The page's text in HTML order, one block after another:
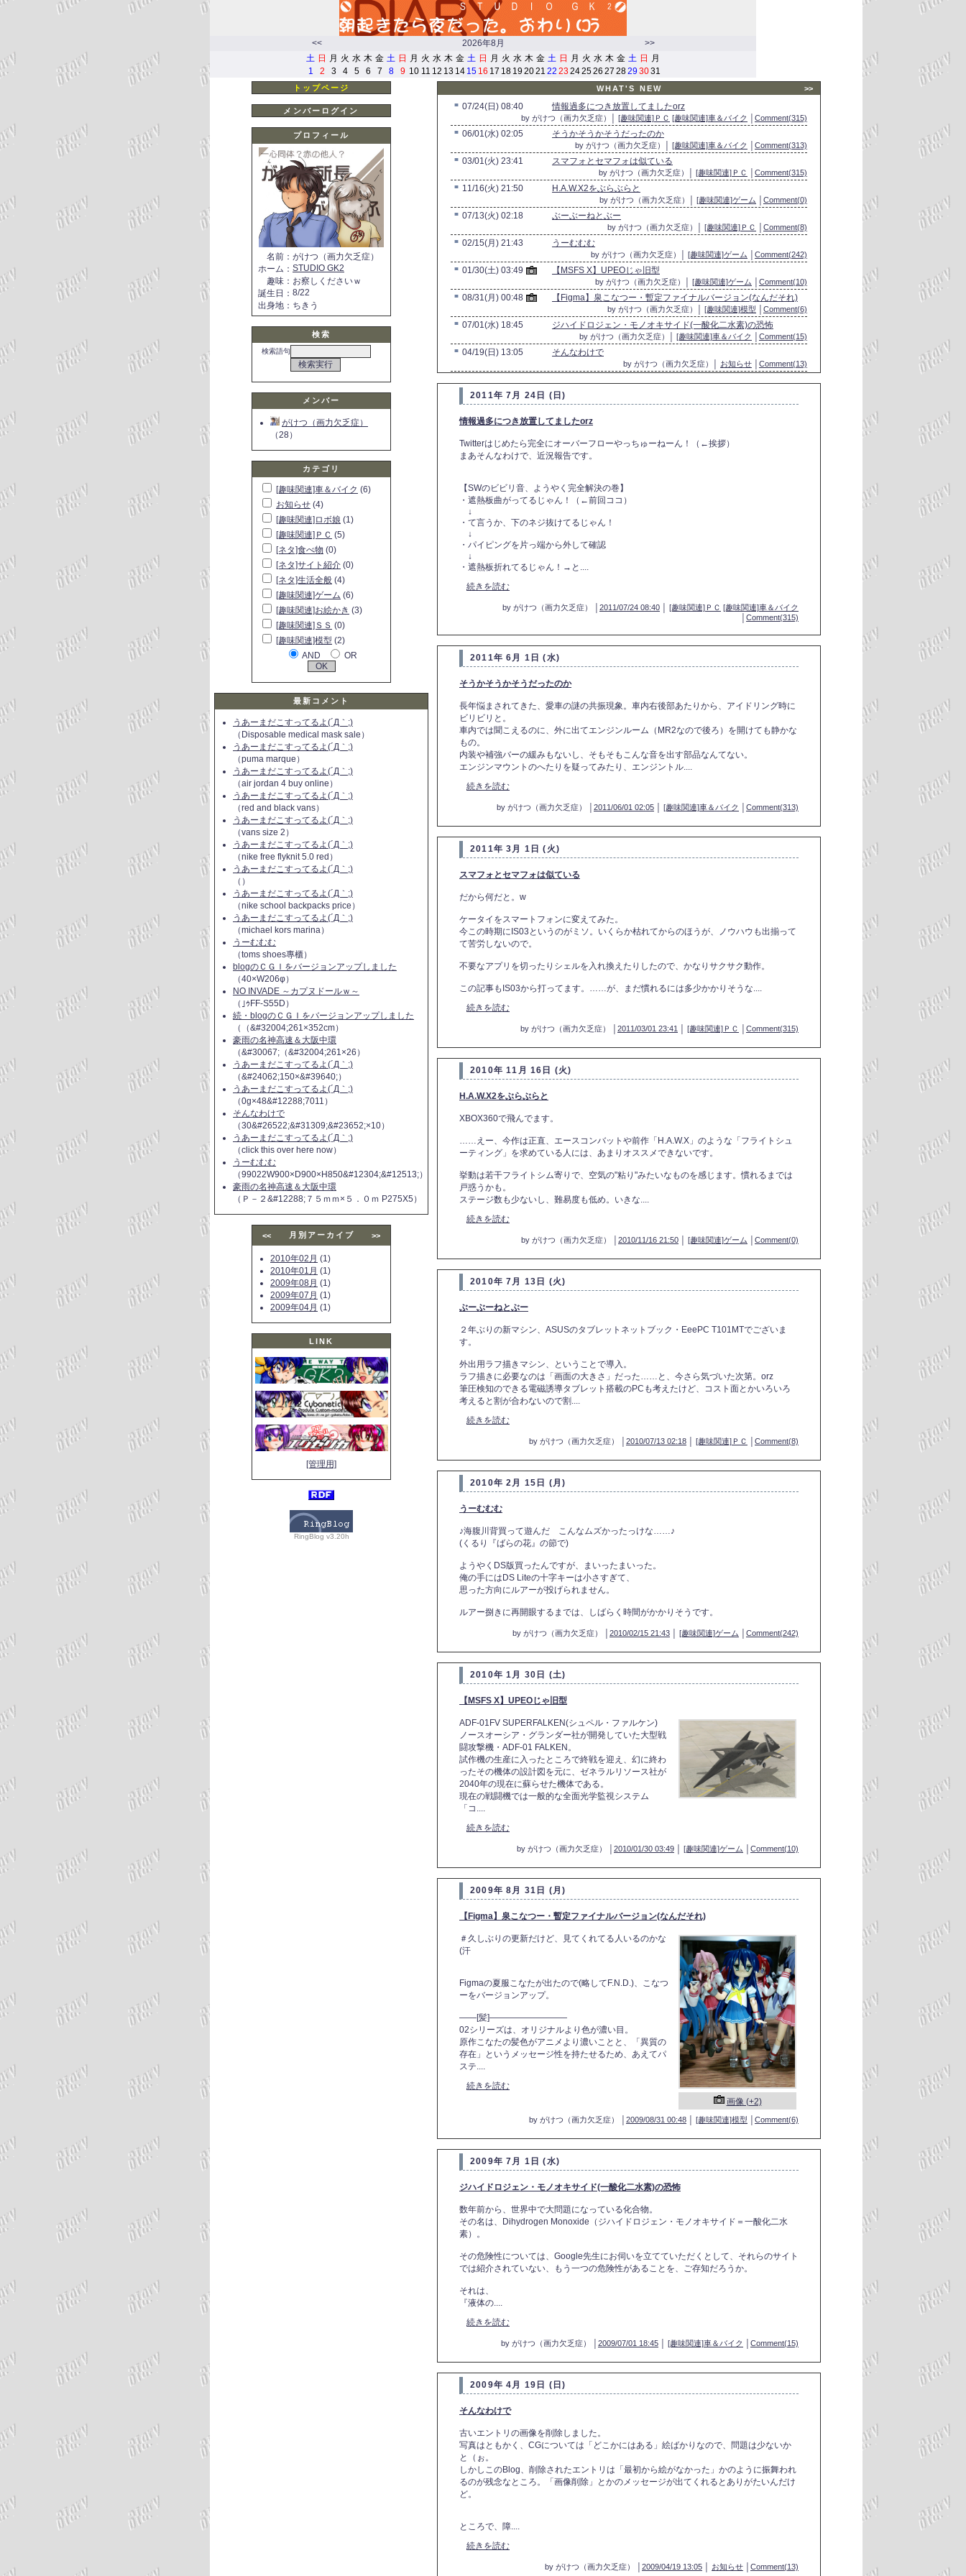
<< 2026年8月
>>
土 日 月 火 水 木 金 土 日 月 火 水 木 金 土 日 月 火 水 木 金 土 日 月 火 水 木 金 土 日
月
1
2 3 4 5 6 7 8 9 10 11 12 13 14 15 16 17 18 19 2021 22 23 242526 27 2829 3031
トップページ
メンバーログイン
プロフィール
名前 ： がけつ（画力欠乏症）
ホーム ： STUDIO GK2
趣味 ： お察しくださいｗ
誕生日 ： 8/22
出身地 ： ちきう
検索
検索語句
メンバー
がけつ（画力欠乏症）
（28）
カテゴリ
[趣味関連]車＆バイク (6)
お知らせ (4)
[趣味関連]ロボ娘 (1)
[趣味関連]ＰＣ (5)
[ネタ]食べ物 (0)
[ネタ]サイト紹介 (0)
[ネタ]生活全般 (4)
[趣味関連]ゲーム (6)
[趣味関連]お絵かき (3)
[趣味関連]ＳＳ (0)
[趣味関連]模型 (2)
AND
OR
最新コメント
うあーまだこすってるよ(´Д｀;)
（Disposable medical mask sale）
うあーまだこすってるよ(´Д｀;)
（puma marque）
うあーまだこすってるよ(´Д｀;)
（air jordan 4 buy online）
うあーまだこすってるよ(´Д｀;)
（red and black vans）
うあーまだこすってるよ(´Д｀;)
（vans size 2）
うあーまだこすってるよ(´Д｀;)
（nike free flyknit 5.0 red）
うあーまだこすってるよ(´Д｀;)
（）
うあーまだこすってるよ(´Д｀;)
（nike school backpacks price）
うあーまだこすってるよ(´Д｀;)
（michael kors marina）
うーむむむ
（toms shoes專櫃）
blogのＣＧＩをバージョンアップしました
（40×W206φ）
NO INVADE ～カプヌドールｗ～
（｣ｩFF-S55D）
続・blogのＣＧＩをバージョンアップしました
（（&#32004;261×352cm）
豪雨の名神高速＆大阪中環
（&#30067;（&#32004;261×26）
うあーまだこすってるよ(´Д｀;)
（&#24062;150×&#39640;）
うあーまだこすってるよ(´Д｀;)
（0g×48&#12288;7011）
そんなわけで
（30&#26522;&#31309;&#23652;×10）
うあーまだこすってるよ(´Д｀;)
（click this over here now）
うーむむむ
（99022W900×D900×H850&#12304;&#12513;）
豪雨の名神高速＆大阪中環
（Ｐ－２&#12288;７５ｍｍ×５．０ｍ P275X5）
<< 月別アーカイブ >>
2010年02月 (1)
2010年01月 (1)
2009年08月 (1)
2009年07月 (1)
2009年04月 (1)
LINK
[管理用]
RingBlog v3.20h
WHAT'S NEW >>
■ 07/24(日) 08:40 情報過多につき放置してましたorz
by がけつ（画力欠乏症）│ [趣味関連]ＰＣ [趣味関連]車＆バイク Comment(315)
■ 06/01(水) 02:05 そうかそうかそうだったのか
by がけつ（画力欠乏症）│ [趣味関連]車＆バイク Comment(313)
■ 03/01(火) 23:41 スマフォとセマフォは似ている
by がけつ（画力欠乏症）│ [趣味関連]ＰＣ Comment(315)
■ 11/16(火) 21:50 H.A.W.X2をぶらぶらと
by がけつ（画力欠乏症）│ [趣味関連]ゲーム Comment(0)
■ 07/13(火) 02:18 ぶーぶーねとぶー
by がけつ（画力欠乏症）│ [趣味関連]ＰＣ Comment(8)
■ 02/15(月) 21:43 うーむむむ
by がけつ（画力欠乏症）│ [趣味関連]ゲーム Comment(242)
■ 01/30(土) 03:49 【MSFS X】UPEOじゃ旧型
by がけつ（画力欠乏症）│ [趣味関連]ゲーム Comment(10)
■ 08/31(月) 00:48 【Figma】泉こなつー・暫定ファイナルバージョン(なんだそれ)
by がけつ（画力欠乏症）│ [趣味関連]模型 Comment(6)
■ 07/01(水) 18:45 ジハイドロジェン・モノオキサイド(一酸化二水素)の恐怖
by がけつ（画力欠乏症）│ [趣味関連]車＆バイク Comment(15)
■ 04/19(日) 13:05 そんなわけで
by がけつ（画力欠乏症）│ お知らせ Comment(13)
2011年 7月 24日 (日)
情報過多につき放置してましたorz
Twitterはじめたら完全にオーバーフローやっちゅーねーん！（←挨拶）
まあそんなわけで、近況報告です。
【SWのビビリ音、ようやく完全解決の巻】
・遮熱板曲がってるじゃん！（←前回ココ）
↓
・て言うか、下のネジ抜けてるじゃん！
↓
・パイピングを片っ端から外して確認
↓
・遮熱板折れてるじゃん！→と....
続きを読む
by がけつ（画力欠乏症） │ 2011/07/24 08:40 [趣味関連]ＰＣ [趣味関連]車＆バイク
Comment(315)
2011年 6月 1日 (水)
そうかそうかそうだったのか
長年悩まされてきた、愛車の謎の共振現象。車内右後部あたりから、アイドリング時に
ビリビリと。
車内では聞こえるのに、外に出てエンジンルーム（MR2なので後ろ）を開けても静かな
もの。
内装や補強バーの緩みもないし、そもそもこんな音を出す部品なんてない。
エンジンマウントのへたりを疑ってみたり、エンジントル....
続きを読む
by がけつ（画力欠乏症） │ 2011/06/01 02:05 [趣味関連]車＆バイク Comment(313)
2011年 3月 1日 (火)
スマフォとセマフォは似ている
だから何だと。w
ケータイをスマートフォンに変えてみた。
今この時期にIS03というのがミソ。いくらか枯れてからのほうが、ノウハウも出揃って
て苦労しないので。
不要なアプリを切ったりシェルを入れ換えたりしたので、かなりサクサク動作。
この記事もIS03から打ってます。……が、まだ慣れるには多少かかりそうな....
続きを読む
by がけつ（画力欠乏症） │ 2011/03/01 23:41 [趣味関連]ＰＣ Comment(315)
2010年 11月 16日 (火)
H.A.W.X2をぶらぶらと
XBOX360で飛んでます。
……えー、今作は正直、エースコンバットや前作「H.A.W.X」のような「フライトシュ
ーティング」を求めている人には、あまりオススメできないです。
挙動は若干フライトシム寄りで、空気の"粘り"みたいなものを感じます。慣れるまでは
戸惑うかも。
ステージ数も少ないし、難易度も低め。いきな....
続きを読む
by がけつ（画力欠乏症） │ 2010/11/16 21:50 [趣味関連]ゲーム Comment(0)
2010年 7月 13日 (火)
ぶーぶーねとぶー
２年ぶりの新マシン、ASUSのタブレットネットブック・EeePC T101MTでございま
す。
外出用ラフ描きマシン、ということで導入。
ラフ描きに必要なのは「画面の大きさ」だった……と、今さら気づいた次第。orz
筆圧検知のできる電磁誘導タブレット搭載のPCも考えたけど、コスト面とかいろいろ
考えると割が合わないので割....
続きを読む
by がけつ（画力欠乏症） │ 2010/07/13 02:18 [趣味関連]ＰＣ Comment(8)
2010年 2月 15日 (月)
うーむむむ
♪海腹川背買って遊んだ こんなムズかったっけな……♪
(くるり『ばらの花』の節で)
ようやくDS版買ったんですが、まいったまいった。
俺の手にはDS Liteの十字キーは小さすぎて、
思った方向にルアーが投げられません。
ルアー捌きに再開眼するまでは、しばらく時間がかかりそうです。
by がけつ（画力欠乏症） │ 2010/02/15 21:43 [趣味関連]ゲーム Comment(242)
2010年 1月 30日 (土)
【MSFS X】UPEOじゃ旧型
ADF-01FV SUPERFALKEN(シュペル・ファルケン)
ノースオーシア・グランダー社が開発していた大型戦
闘攻撃機・ADF-01 FALKEN。
試作機の生産に入ったところで終戦を迎え、幻に終わ
ったその機体の設計図を元に、ゼネラルリソース社が
2040年の現在に蘇らせた機体である。
現在の戦闘機では一般的な全面光学監視システム
「コ....
続きを読む
by がけつ（画力欠乏症） │ 2010/01/30 03:49 [趣味関連]ゲーム Comment(10)
2009年 8月 31日 (月)
【Figma】泉こなつー・暫定ファイナルバージョン(なんだそれ)
画像 (+2)
＃久しぶりの更新だけど、見てくれてる人いるのかな
(汗
Figmaの夏服こなたが出たので(略してF.N.D.)、こなつ
ーをバージョンアップ。
――[髪]―――――――――
02シリーズは、オリジナルより色が濃い目。
原作こなたの髪色がアニメより濃いことと、「異質の
存在」というメッセージ性を持たせるため、あえてパ
ステ....
続きを読む
by がけつ（画力欠乏症） │ 2009/08/31 00:48 [趣味関連]模型 Comment(6)
2009年 7月 1日 (水)
ジハイドロジェン・モノオキサイド(一酸化二水素)の恐怖
数年前から、世界中で大問題になっている化合物。
その名は、Dihydrogen Monoxide（ジハイドロジェン・モノオキサイド＝一酸化二水
素）。
その危険性については、Google先生にお伺いを立てていただくとして、それらのサイト
では紹介されていない、もう一つの危険性があることを、ご存知だろうか。
それは、
『液体の....
続きを読む
by がけつ（画力欠乏症） │ 2009/07/01 18:45 [趣味関連]車＆バイク Comment(15)
2009年 4月 19日 (日)
そんなわけで
古いエントリの画像を削除しました。
写真はともかく、CGについては「どこかにはある」絵ばかりなので、問題は少ないか
と（ぉ。
しかしこのBlog、削除されたエントリは「最初から絵がなかった」かのように振舞われ
るのが残念なところ。「画像削除」とかのメッセージが出てくれるとありがたいんだけ
ど。
ところで、障....
続きを読む
by がけつ（画力欠乏症） │ 2009/04/19 13:05 お知らせ Comment(13)